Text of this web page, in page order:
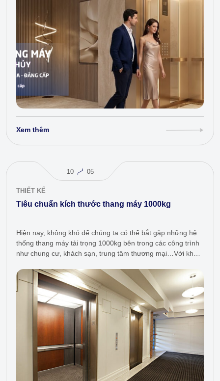
Xem thêm
10 05
THIẾT KẾ
Tiêu chuẩn kích thước thang máy 1000kg
Hiện nay, không khó để chúng ta có thể bắt gặp những hệ
thống thang máy tải trọng 1000kg bên trong các công trình
như chung cư, khách sạn, trung tâm thương mại…Với khả